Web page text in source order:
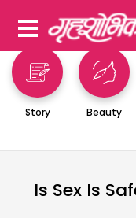
Story Beauty
Is Sex Is